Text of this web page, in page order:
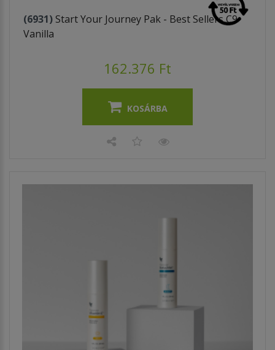
(6931) Start Your Journey Pak - Best Sellers C9
Vanilla
162.376 Ft
KOSÁRBA